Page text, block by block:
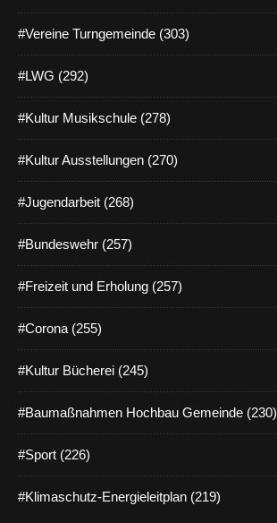
#Vereine Turngemeinde (303)
#LWG (292)
#Kultur Musikschule (278)
#Kultur Ausstellungen (270)
#Jugendarbeit (268)
#Bundeswehr (257)
#Freizeit und Erholung (257)
#Corona (255)
#Kultur Bücherei (245)
#Baumaßnahmen Hochbau Gemeinde (230)
#Sport (226)
#Klimaschutz-Energieleitplan (219)